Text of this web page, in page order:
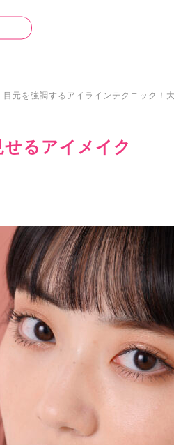
目元を強調するアイラインテクニック！
せるアイメイク